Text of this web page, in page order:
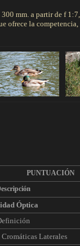
mm. a partir de f
ofrece la
PUNTUACIÓN
Óptica
Laterales